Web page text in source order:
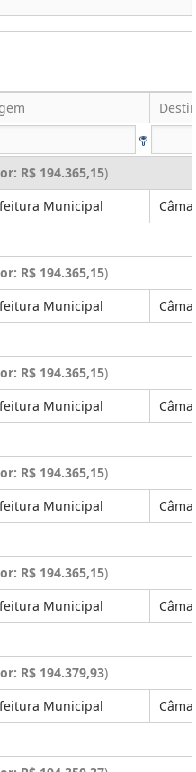
R$ 194.365,15)
Municipal
R$ 194.365,15)
Municipal
R$ 194.365,15)
Municipal
R$ 194.365,15)
Municipal
R$ 194.365,15)
Municipal
R$ 194.379,93)
Municipal